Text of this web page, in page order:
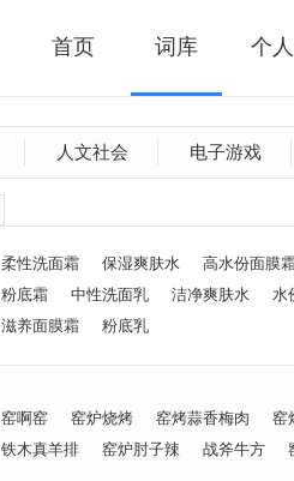
首页 词库 个
人文社会 电子游戏
柔性洗面霜 保湿爽肤水
高水份面膜
粉底霜
中性洗面乳 洁净爽肤水
水
滋养面膜霜
粉底乳
窑啊窑 窑炉烧烤 窑烤蒜香梅肉
窑
铁木真羊排
窑炉肘子辣 战斧牛方